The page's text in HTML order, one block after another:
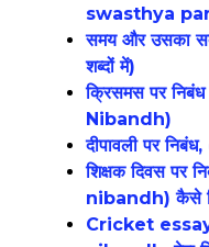
swasthya
समय और उसका
शब्दों में)
क्रिसमस पर
Nibandh)
दीपावली पर
शिक्षक दिवस
nibandh) कैसे
Cricket